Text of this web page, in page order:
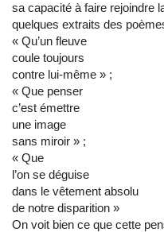
sa capacité à faire rejoindre
quelques extraits des
« Qu’un fleuve
coule toujours
contre lui-même » ;
« Que penser
c’est émettre
une image
sans miroir » ;
« Que
l’on se déguise
dans le vêtement absolu
de notre disparition »
On voit bien ce que cette